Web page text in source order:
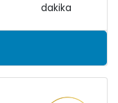
dakika